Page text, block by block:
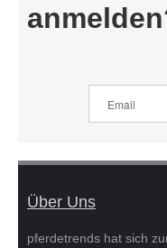
Über Uns
pferdetrends hat sich